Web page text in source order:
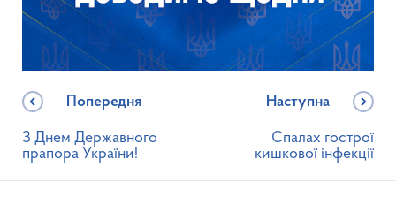
Попередня
З Днем Державного
прапора України!
Наступна
Спалах гострої
кишкової інфекції